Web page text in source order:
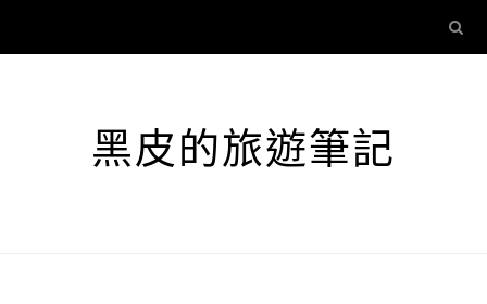
黑皮的旅遊筆記